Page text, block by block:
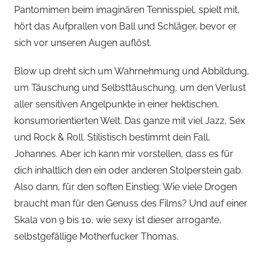
Pantomimen beim imaginären Tennisspiel, spielt mit,
hört das Aufprallen von Ball und Schläger, bevor er
sich vor unseren Augen auflöst.
Blow up dreht sich um Wahrnehmung und Abbildung,
um Täuschung und Selbsttäuschung, um den Verlust
aller sensitiven Angelpunkte in einer hektischen,
konsumorientierten Welt. Das ganze mit viel Jazz, Sex
und Rock & Roll. Stilistisch bestimmt dein Fall,
Johannes. Aber ich kann mir vorstellen, dass es für
dich inhaltlich den ein oder anderen Stolperstein gab.
Also dann, für den soften Einstieg: Wie viele Drogen
braucht man für den Genuss des Films? Und auf einer
Skala von 9 bis 10, wie sexy ist dieser arrogante,
selbstgefällige Motherfucker Thomas.